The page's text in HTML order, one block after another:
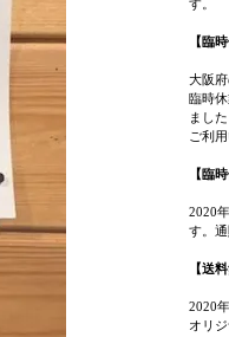
す。
【臨
大阪
臨時
まし
ご利
【臨
2020
す。通
【送
2020
オリ